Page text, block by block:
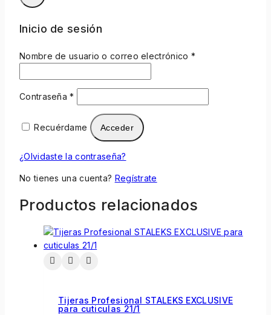
Inicio de sesión
Nombre de usuario o correo electrónico *
Contraseña*
Recuérdame Acceder
¿Olvidaste la contraseña?
No tienes una cuenta? Regístrate
Productos relacionados
Tijeras Profesional STALEKS EXCLUSIVE
para cuticulas 21/1